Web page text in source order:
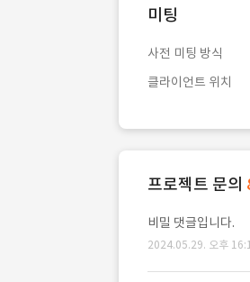
미팅
사전 미팅 방식
클라이언트 위치
프로젝트 문의
비밀 댓글입니다.
2024.05.29. 오후